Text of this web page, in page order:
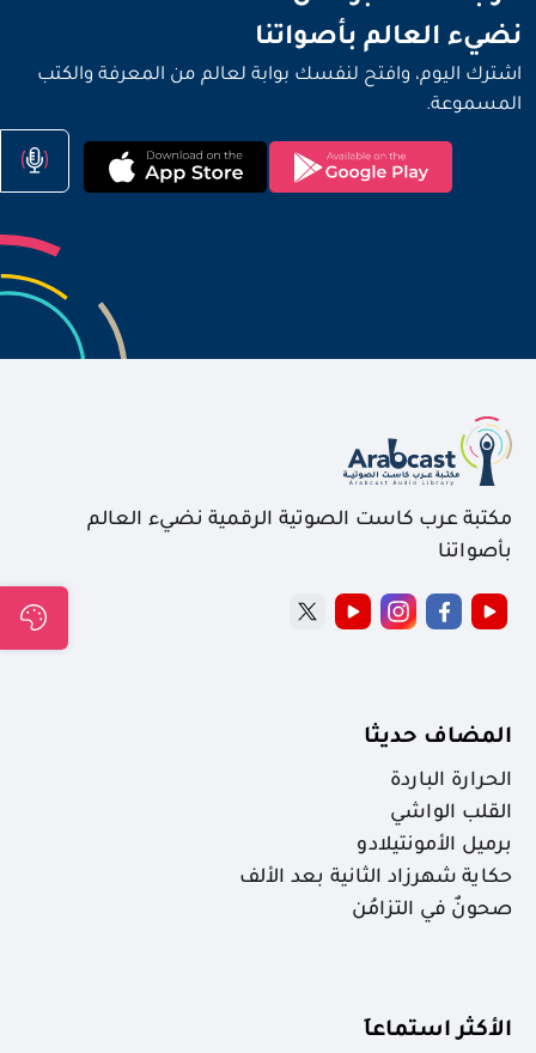
نضيء العالم بأصواتنا
اشترك اليوم، وافتح لنفسك بوابة لعالم من المعرفة والكتب
المسموعة.
مكتبة عرب كاست الصوتية الرقمية نضيء العالم
بأصواتنا
المضاف حديثا
الحرارة الباردة
القلب الواشي
برميل الأمونتيلادو
حكاية شهرزاد الثانية بعد الألف
صحونٌ في التزامُن
الأكثر استماعاَ